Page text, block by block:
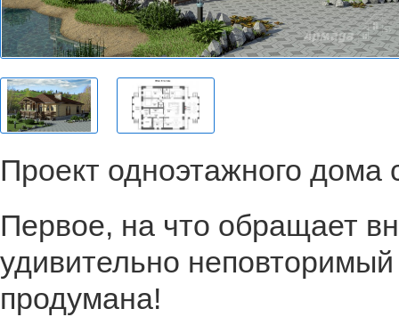
Проект одноэтажного дома
Первое, на что обращает
удивительно
продумана!